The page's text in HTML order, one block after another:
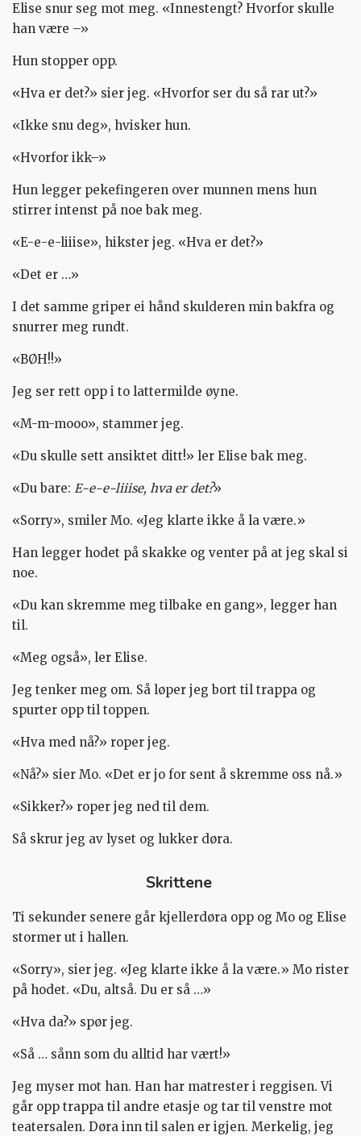
Elise snur seg mot meg. «Innestengt? Hvorfor skulle
han være –»
Hun stopper opp.
«Hva er det?» sier jeg. «Hvorfor ser du så rar ut?»
«Ikke snu deg», hvisker hun.
«Hvorfor ikk–»
Hun legger pekefingeren over munnen mens hun
stirrer intenst på noe bak meg.
«E-e-e-liiise», hikster jeg. «Hva er det?»
«Det er …»
I det samme griper ei hånd skulderen min bakfra og
snurrer meg rundt.
«BØH!!»
Jeg ser rett opp i to lattermilde øyne.
«M-m-mooo», stammer jeg.
«Du skulle sett ansiktet ditt!» ler Elise bak meg.
«Du bare: E-e-e-liiise, hva er det?»
«Sorry», smiler Mo. «Jeg klarte ikke å la være.»
Han legger hodet på skakke og venter på at jeg skal si
noe.
«Du kan skremme meg tilbake en gang», legger han
til.
«Meg også», ler Elise.
Jeg tenker meg om. Så løper jeg bort til trappa og
spurter opp til toppen.
«Hva med nå?» roper jeg.
«Nå?» sier Mo. «Det er jo for sent å skremme oss nå.»
«Sikker?» roper jeg ned til dem.
Så skrur jeg av lyset og lukker døra.
Skrittene
Ti sekunder senere går kjellerdøra opp og Mo og Elise
stormer ut i hallen.
«Sorry», sier jeg. «Jeg klarte ikke å la være.» Mo rister
på hodet. «Du, altså. Du er så …»
«Hva da?» spør jeg.
«Så … sånn som du alltid har vært!»
Jeg myser mot han. Han har matrester i reggisen. Vi
går opp trappa til andre etasje og tar til venstre mot
teatersalen. Døra inn til salen er igjen. Merkelig, jeg